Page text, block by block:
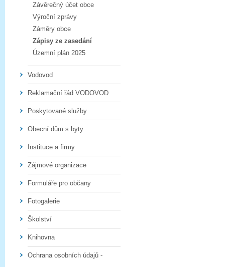
Závěrečný účet obce
Výroční zprávy
Záměry obce
Zápisy ze zasedání
Územní plán 2025
Vodovod
Reklamační řád VODOVOD
Poskytované služby
Obecní dům s byty
Instituce a firmy
Zájmové organizace
Formuláře pro občany
Fotogalerie
Školství
Knihovna
Ochrana osobních údajů -